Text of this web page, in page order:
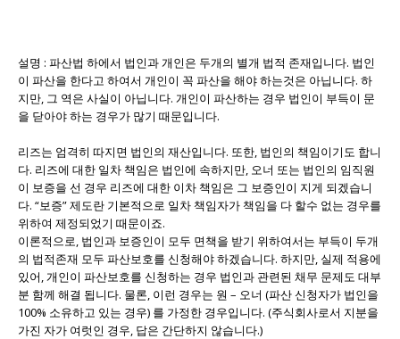
설명 : 파산법 하에서 법인과 개인은 두개의 별개 법적 존재입니다. 법인
이 파산을 한다고 하여서 개인이 꼭 파산을 해야 하는것은 아닙니다. 하
지만, 그 역은 사실이 아닙니다. 개인이 파산하는 경우 법인이 부득이 문
을 닫아야 하는 경우가 많기 때문입니다.
리즈는 엄격히 따지면 법인의 재산입니다. 또한, 법인의 책임이기도 합니
다. 리즈에 대한 일차 책임은 법인에 속하지만, 오너 또는 법인의 임직원
이 보증을 선 경우 리즈에 대한 이차 책임은 그 보증인이 지게 되겠습니
다. “보증” 제도란 기본적으로 일차 책임자가 책임을 다 할수 없는 경우를
위하여 제정되었기 때문이죠.
이론적으로, 법인과 보증인이 모두 면책을 받기 위하여서는 부득이 두개
의 법적존재 모두 파산보호를 신청해야 하겠습니다. 하지만, 실제 적용에
있어, 개인이 파산보호를 신청하는 경우 법인과 관련된 채무 문제도 대부
분 함께 해결 됩니다. 물론, 이런 경우는 원 – 오너 (파산 신청자가 법인을
100% 소유하고 있는 경우) 를 가정한 경우입니다. (주식회사로서 지분을
가진 자가 여럿인 경우, 답은 간단하지 않습니다.)